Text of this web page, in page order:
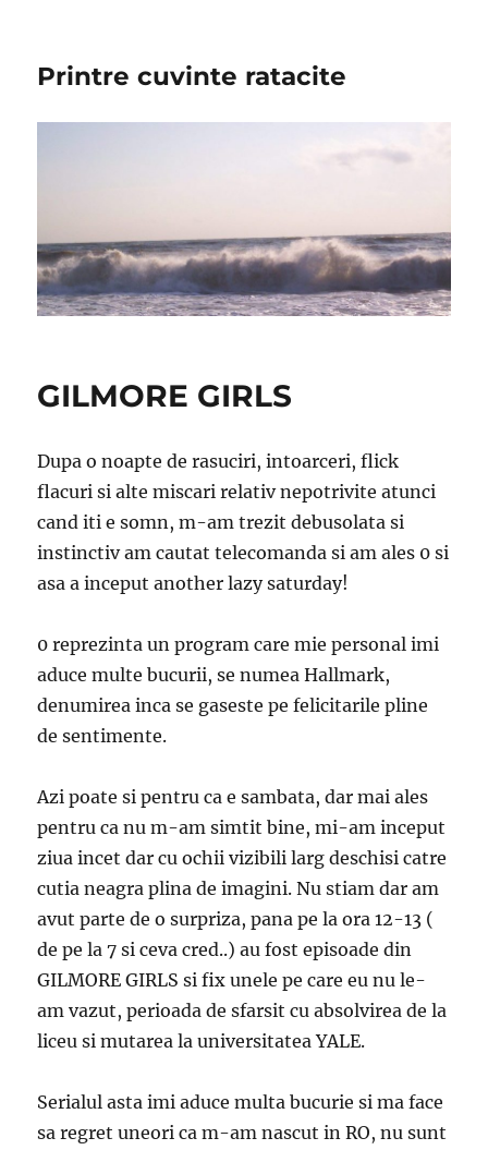
Printre cuvinte ratacite
GILMORE GIRLS
Dupa o noapte de rasuciri, intoarceri, flick
flacuri si alte miscari relativ nepotrivite atunci
cand iti e somn, m-am trezit debusolata si
instinctiv am cautat telecomanda si am ales 0 si
asa a inceput another lazy saturday!
0 reprezinta un program care mie personal imi
aduce multe bucurii, se numea Hallmark,
denumirea inca se gaseste pe felicitarile pline
de sentimente.
Azi poate si pentru ca e sambata, dar mai ales
pentru ca nu m-am simtit bine, mi-am inceput
ziua incet dar cu ochii vizibili larg deschisi catre
cutia neagra plina de imagini. Nu stiam dar am
avut parte de o surpriza, pana pe la ora 12-13 (
de pe la 7 si ceva cred..) au fost episoade din
GILMORE GIRLS si fix unele pe care eu nu le-
am vazut, perioada de sfarsit cu absolvirea de la
liceu si mutarea la universitatea YALE.
Serialul asta imi aduce multa bucurie si ma face
sa regret uneori ca m-am nascut in RO, nu sunt